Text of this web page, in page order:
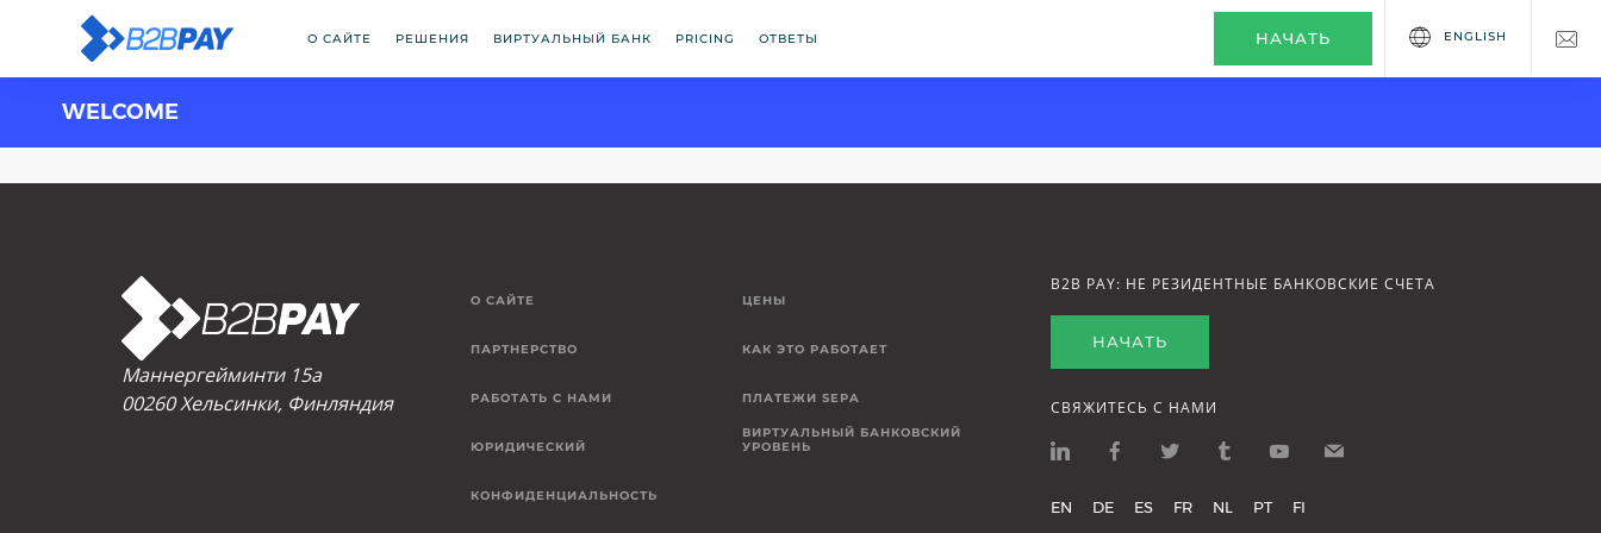
О САЙТЕ РЕШЕНИЯ ВИРТУАЛЬНЫЙ БАНК PRICING ОТВЕТЫ НАЧАТЬ ENGLISH
WELCOME
Маннергейминти 15а
00260 Хельсинки, Финляндия
О САЙТЕ
ПАРТНЕРСТВО
РАБОТАТЬ С НАМИ
ЮРИДИЧЕСКИЙ
КОНФИДЕНЦИАЛЬНОСТЬ
ЦЕНЫ
КАК ЭТО РАБОТАЕТ
ПЛАТЕЖИ SEPA
ВИРТУАЛЬНЫЙ БАНКОВСКИЙ
УРОВЕНЬ
B2B PAY: НЕ РЕЗИДЕНТНЫЕ БАНКОВСКИЕ СЧЕТА
НАЧАТЬ
СВЯЖИТЕСЬ С НАМИ
EN DE ES FR NL PT FI